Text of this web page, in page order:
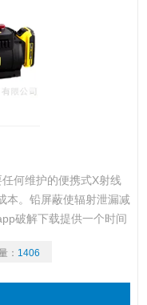
任何维护的便携式X射线
本。铅屏蔽使辐射泄漏减
破解下载提供一个时间
过可视听指示器给操作人员
： 1406